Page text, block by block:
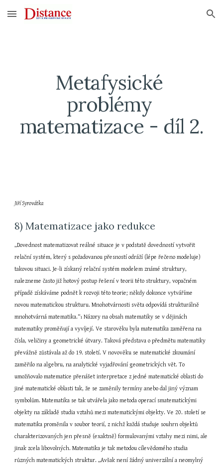
Skip to main content Skip to navigation
Metafysické
problémy
matematizace - díl 2.
Jiří Syrovátka
8) Matematizace jako redukce
„Dovednost matematizovat reálné situace je v podstatě dovedností vytvořit
relační systém, který s požadovanou přesností odráží (lépe řečeno modeluje)
takovou situaci. Je-li získaný relační systém modelem známé struktury,
nalezneme často již hotový postup řešení v teorii této struktury, vopačném
případě získáváme podnět k rozvoji této teorie; někdy dokonce vytváříme
novou matematickou strukturu. Mnohotvárnosti světa odpovídá strukturálně
mnohotvárná matematika.“1 Názory na obsah matematiky se v dějinách
matematiky proměňují a vyvíjejí. Ve starověku byla matematika zaměřena na
čísla, veličiny a geometrické útvary. Taková představa o předmětu matematiky
převážně zůstávala až do 19. století. V novověku se matematické zkoumání
zaměřilo na algebru, na analytické vyjadřování geometrických vět. To
umožňovalo matematice přenášet interpretace z jedné matematické oblasti do
jiné matematické oblasti tak, že se zaměnily termíny anebo dal jiný význam
symbolům. Matematika se tak utvářela jako metoda operací smatematickými
objekty na základě studia vztahů mezi matematickými objekty. Ve 20. století se
matematika proměnila v soubor teorií, z nichž každá studuje souhrn objektů
charakterizovaných jen přesně (exaktně) formulovanými vztahy mezi nimi, ale
jinak zcela libovolných. Matematika je tak metodou cílevědomého studia
různých matematických struktur. „Avšak není žádný univerzální a neomylný